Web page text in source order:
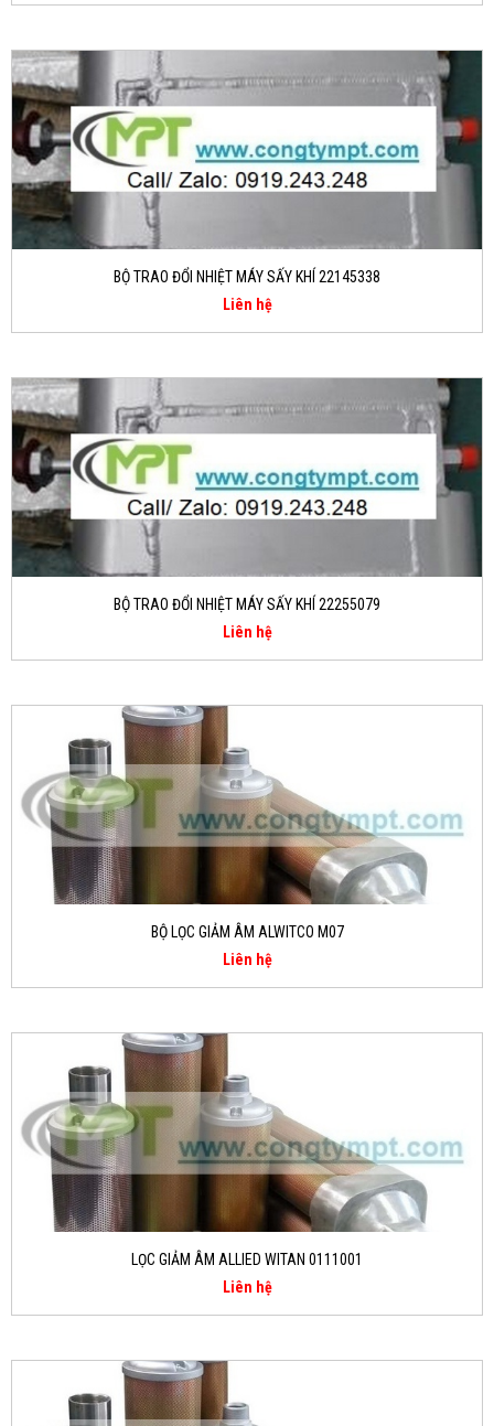
BỘ TRAO ĐỔI NHIỆT MÁY SẤY KHÍ 22145338
Liên hệ
BỘ TRAO ĐỔI NHIỆT MÁY SẤY KHÍ 22255079
Liên hệ
BỘ LỌC GIẢM ÂM ALWITCO M07
Liên hệ
LỌC GIẢM ÂM ALLIED WITAN 0111001
Liên hệ